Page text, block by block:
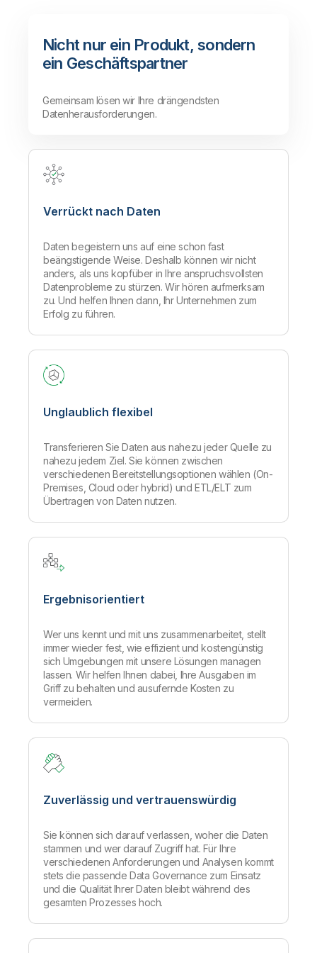
Nicht nur ein Produkt, sondern
ein Geschäftspartner
Gemeinsam lösen wir Ihre drängendsten
Datenherausforderungen.
Verrückt nach Daten
Daten begeistern uns auf eine schon fast
beängstigende Weise. Deshalb können wir nicht
anders, als uns kopfüber in Ihre anspruchsvollsten
Datenprobleme zu stürzen. Wir hören aufmerksam
zu. Und helfen Ihnen dann, Ihr Unternehmen zum
Erfolg zu führen.
Unglaublich flexibel
Transferieren Sie Daten aus nahezu jeder Quelle zu
nahezu jedem Ziel.Sie können zwischen
verschiedenen Bereitstellungsoptionen wählen (On-
Premises, Cloud oder hybrid) und ETL/ELT zum
Übertragen von Daten nutzen.
Ergebnisorientiert
Wer uns kennt und mit uns zusammenarbeitet, stellt
immer wieder fest, wie effizient und kostengünstig
sich Umgebungen mit unsere Lösungen managen
lassen. Wir helfen Ihnen dabei, Ihre Ausgaben im
Griff zu behalten und ausufernde Kosten zu
vermeiden.
Zuverlässig und vertrauenswürdig
Sie können sich darauf verlassen, woher die Daten
stammen und wer darauf Zugriff hat. Für Ihre
verschiedenen Anforderungen und Analysen kommt
stets die passende Data Governance zum Einsatz
und die Qualität Ihrer Daten bleibt während des
gesamten Prozesses hoch.